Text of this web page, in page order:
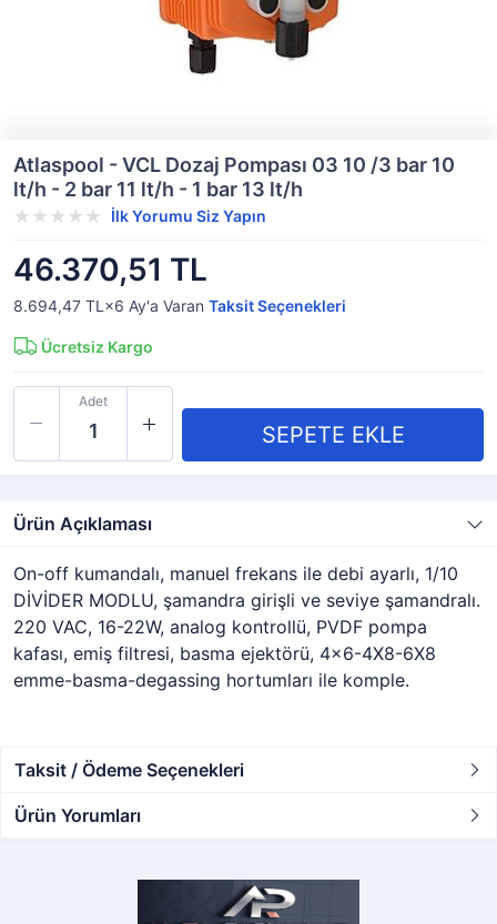
Atlaspool - VCL Dozaj Pompası 03 10 /3 bar 10
lt/h - 2 bar 11 lt/h - 1 bar 13 lt/h
İlk Yorumu Siz Yapın
46.370,51 TL
8.694,47 TL×6 Ay'a Varan Taksit Seçenekleri
Ücretsiz Kargo
Adet
Ürün Açıklaması
On-off kumandalı, manuel frekans ile debi ayarlı, 1/10
DİVİDER MODLU, şamandra girişli ve seviye şamandralı.
220 VAC, 16-22W, analog kontrollü, PVDF pompa
kafası, emiş filtresi, basma ejektörü, 4x6-4X8-6X8
emme-basma-degassing hortumları ile komple.
Taksit / Ödeme Seçenekleri
Ürün Yorumları